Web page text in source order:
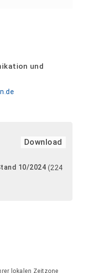
und
Download
10/2024 (224
lokalen Zeitzone